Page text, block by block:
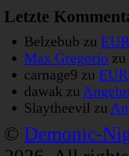
Letzte
Belzebub zu
Max Gregorio zu
carnage9 zu
dawak zu
Slaytheevil zu
© Demonic-